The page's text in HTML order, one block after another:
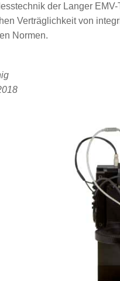
der Langer
Verträglichkeit von
Normen.